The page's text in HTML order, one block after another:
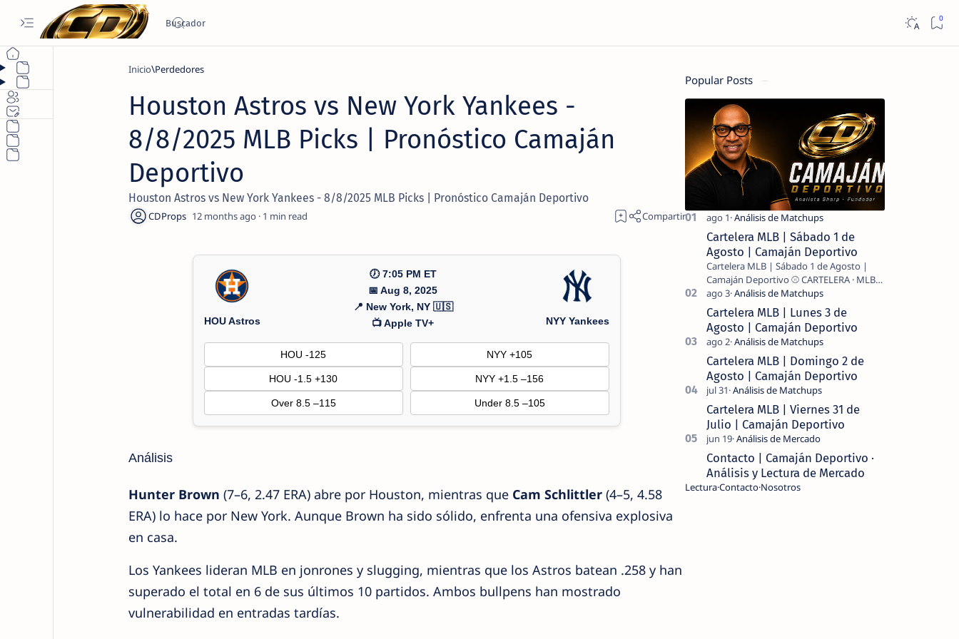
Inicio Perdedores
Houston Astros vs New York Yankees -
8/8/2025 MLB Picks | Pronóstico Camaján
Deportivo
Houston Astros vs New York Yankees - 8/8/2025 MLB Picks | Pronóstico Camaján Deportivo
12 months ago 1
HOU Astros
🕖 7:05 PM ET
📅 Aug 8, 2025
📍 New York, NY 🇺🇸
📺 Apple TV+
NYY Yankees
HOU -125 NYY +105
HOU -1.5 +130 NYY +1.5 –156
Over 8.5 –115 Under 8.5 –105
Análisis
Hunter Brown (7–6, 2.47 ERA) abre por Houston, mientras que Cam Schlittler(4–5, 4.58
ERA) lo hace por New York. Aunque Brown ha sido sólido, enfrenta una ofensiva explosiva
en casa.
Los Yankees lideran MLB en jonrones y slugging, mientras que los Astros batean .258 y han
superado el total en 6 de sus últimos 10 partidos. Ambos bullpens han mostrado
vulnerabilidad en entradas tardías.
Popular Posts
Cartelera MLB | Sábado 1 de
Agosto | Camaján Deportivo
Cartelera MLB | Sábado 1 de Agosto |
Camaján Deportivo ⚾ CARTELERA · MLB
Cartelera MLB | Lunes 3 de
Agosto | Camaján Deportivo
Cartelera MLB | Domingo 2 de
Agosto | Camaján Deportivo
Cartelera MLB | Viernes 31 de
Julio | Camaján Deportivo
Contacto | Camaján Deportivo ·
Análisis y Lectura de Mercado
LecturaContactoNosotros